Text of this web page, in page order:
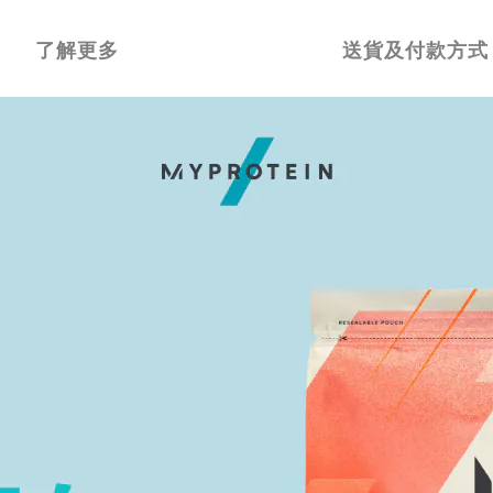
了解更多 送貨及付款方式